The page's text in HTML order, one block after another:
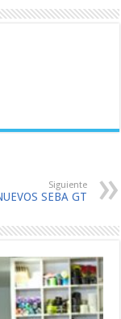
Siguiente
SEBA GT